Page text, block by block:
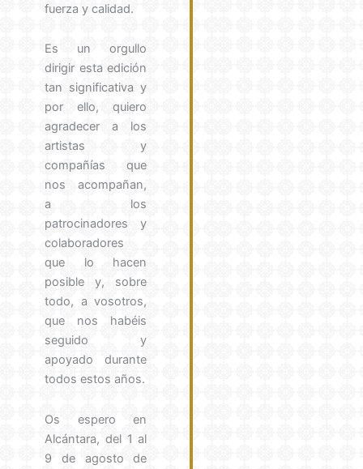
fuerza y calidad.
Es un orgullo
dirigir esta edición
tan significativa y
por ello, quiero
agradecer a los
artistas y
compañías que
nos acompañan,
a los
patrocinadores y
colaboradores
que lo hacen
posible y, sobre
todo, a vosotros,
que nos habéis
seguido y
apoyado durante
todos estos años.
Os espero en
Alcántara, del 1 al
9 de agosto de